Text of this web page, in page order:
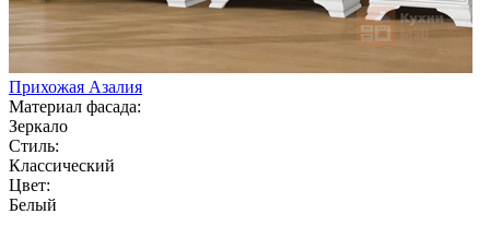
Прихожая Азалия
Материал фасада:
Зеркало
Стиль:
Классический
Цвет:
Белый